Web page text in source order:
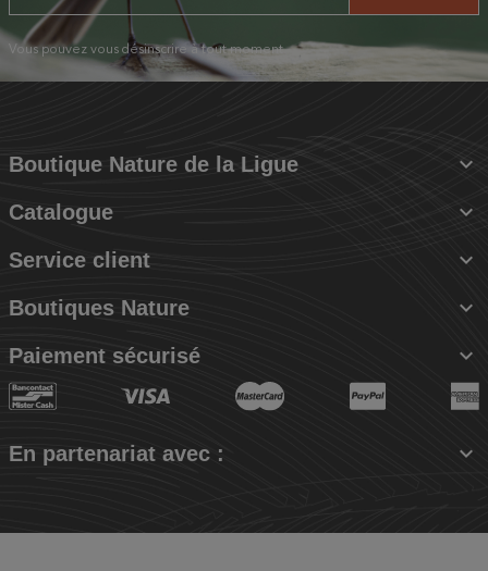
Vous pouvez vous désinscrire à tout moment.
Boutique Nature de la Ligue 
Catalogue 
Service client 
Boutiques Nature 
Paiement sécurisé 
En partenariat avec : 